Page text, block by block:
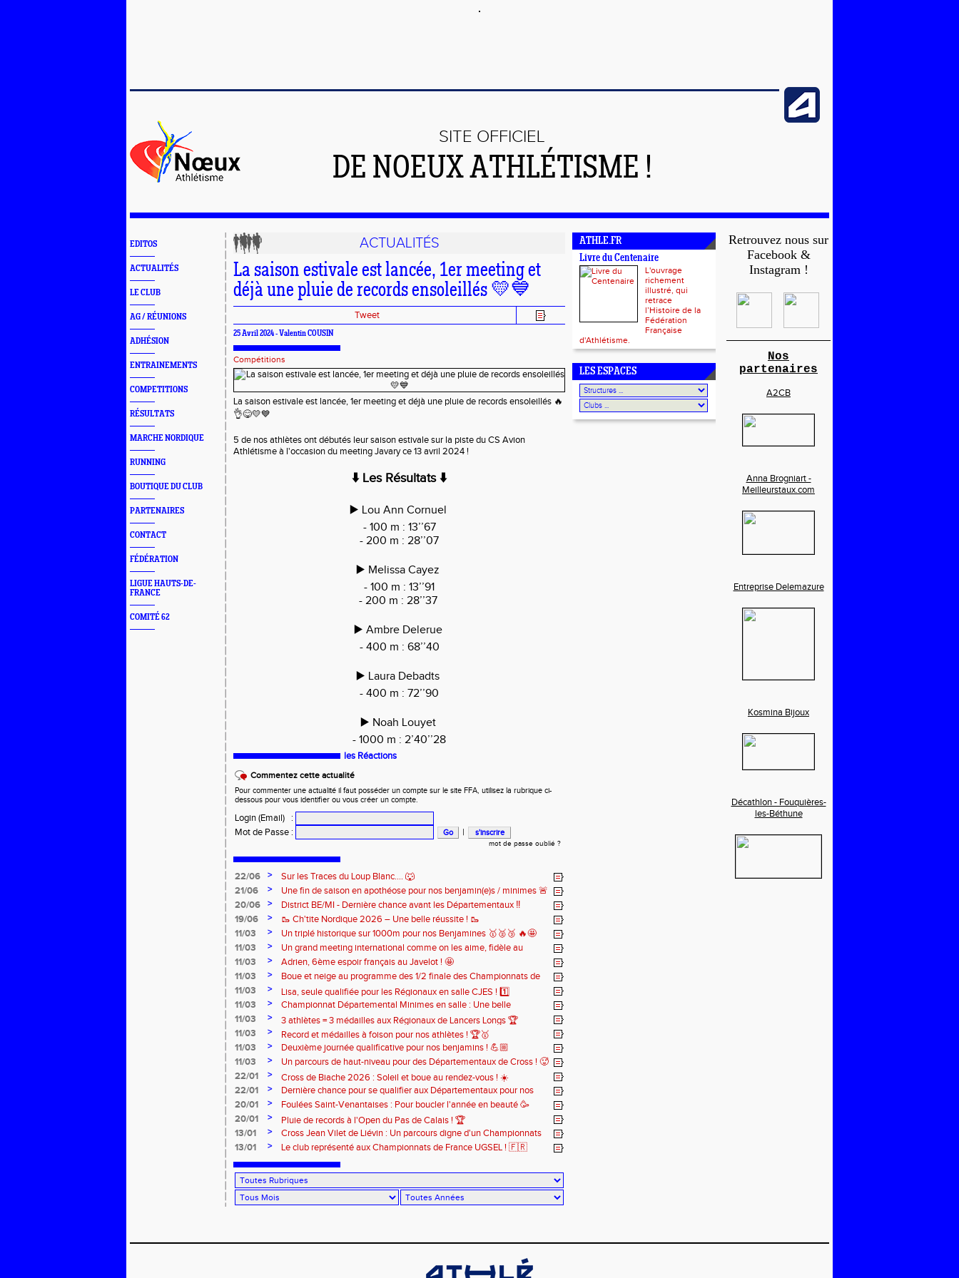
SITE OFFICIEL
DE NOEUX ATHLÉTISME !
EDITOS
ACTUALITÉS
LE CLUB
AG / RÉUNIONS
ADHÉSION
ENTRAINEMENTS
COMPETITIONS
RÉSULTATS
MARCHE NORDIQUE
RUNNING
BOUTIQUE DU CLUB
PARTENAIRES
CONTACT
FÉDÉRATION
LIGUE HAUTS-DE-
FRANCE
COMITÉ 62
ACTUALITÉS
La saison estivale est lancée, 1er meeting et
déjà une pluie de records ensoleillés 💛💙
Tweet
25 Avril 2024 - Valentin COUSIN
Compétitions
La saison estivale est lancée, 1er meeting et déjà une pluie de records ensoleillés 🔥
👌😋💛💙
5 de nos athlètes ont débutés leur saison estivale sur la piste du CS Avion
Athlétisme à l'occasion du meeting Javary ce 13 avril 2024 !
⬇️ Les Résultats ⬇️
▶️ Lou Ann Cornuel
- 100 m : 13’’67
- 200 m : 28’’07
▶️ Melissa Cayez
- 100 m : 13’’91
- 200 m : 28’’37
▶️ Ambre Delerue
- 400 m : 68’’40
▶️ Laura Debadts
- 400 m : 72’’90
▶️ Noah Louyet
- 1000 m : 2’40’’28
les Réactions
Commentez cette actualité
Pour commenter une actualité il faut posséder un compte sur le site FFA, utilisez la rubrique ci-
dessous pour vous identifier ou vous créer un compte.
Login (Email)
:
Mot de Passe : |
mot de passe oublié ?
22/06 >
Sur les Traces du Loup Blanc.... 🐺
21/06
>
Une fin de saison en apothéose pour nos benjamin(e)s / minimes 🚨
20/06
>
District BE/MI - Dernière chance avant les Départementaux ‼️
19/06
>
🥾 Ch'tite Nordique 2026 – Une belle réussite ! 🥾
11/03
>
Un triplé historique sur 1000m pour nos Benjamines 🥇🥈🥉 🔥🤩
11/03
>
Un grand meeting international comme on les aime, fidèle au
rendez-vous chaque année 🔥
11/03 >
Adrien, 6ème espoir français au Javelot ! 🤩
11/03
>
Boue et neige au programme des 1/2 finale des Championnats de
France de Cross ! ❄️
11/03 >
Lisa, seule qualifiée pour les Régionaux en salle CJES ! 1️⃣
11/03
>
Championnat Départemental Minimes en salle : Une belle
distinction pour nos 3 athlètes qualifiés 😎
11/03 >
3 athlètes = 3 médailles aux Régionaux de Lancers Longs 🏆
11/03
>
Record et médailles à foison pour nos athlètes ! 🏆🥇
11/03
>
Deuxième journée qualificative pour nos benjamins ! 💪🏼
11/03
>
Un parcours de haut-niveau pour des Départementaux de Cross ! 🥵
22/01
>
Cross de Biache 2026 : Soleil et boue au rendez-vous ! ☀️
22/01
>
Dernière chance pour se qualifier aux Départementaux pour nos
Minimes ! 🚨
20/01 >
Foulées Saint-Venantaises : Pour boucler l'année en beauté 🥳
20/01
>
Pluie de records à l'Open du Pas de Calais ! 🏆
13/01
>
Cross Jean Vilet de Liévin : Un parcours digne d'un Championnats
de France ! 😮‍💨
13/01 > Le club représenté aux Championnats de France UGSEL ! 🇫🇷
ATHLE.FR
Livre du Centenaire
L'ouvrage
richement
illustré, qui
retrace
l’Histoire de la
Fédération
Française
d'Athlétisme.
LES ESPACES
Retrouvez nous sur
Facebook &
Instagram !
Nos
partenaires
A2CB
Anna Brogniart -
Meilleurstaux.com
Entreprise Delemazure
Kosmina Bijoux
Décathlon - Fouquières-
les-Béthune